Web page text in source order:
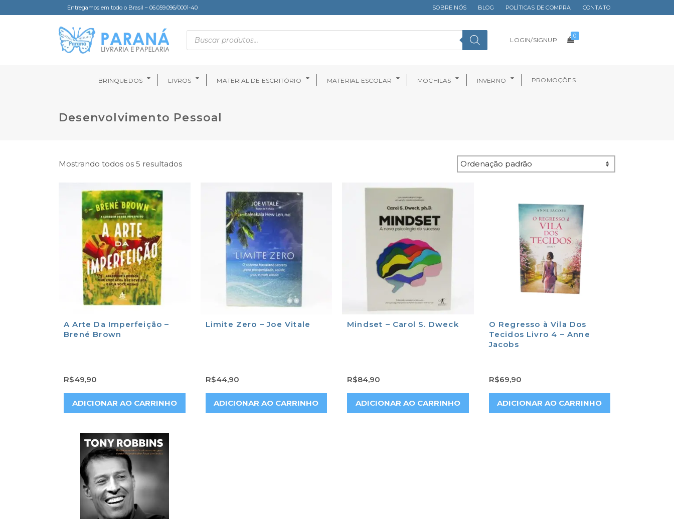
Entregamos em todo o Brasil – 06.059.096/0001-40 SOBRE NÓS BLOG POLÍTICAS DE COMPRA CONTATO
LOGIN/SIGNUP
0
BRINQUEDOS LIVROS MATERIAL DE ESCRITÓRIO MATERIAL ESCOLAR MOCHILAS INVERNO PROMOÇÕES
Desenvolvimento Pessoal
Mostrando todos os 5 resultados
A Arte Da Imperfeição –
Brené Brown
R$49,90
ADICIONAR AO CARRINHO
Limite Zero – Joe Vitale
R$44,90
ADICIONAR AO CARRINHO
Mindset – Carol S. Dweck
R$84,90
ADICIONAR AO CARRINHO
O Regresso à Vila Dos
Tecidos Livro 4 – Anne
Jacobs
R$69,90
ADICIONAR AO CARRINHO